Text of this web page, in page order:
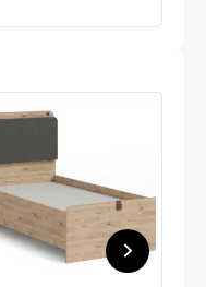
war:
ist:
über
Daten für
Sie unsere